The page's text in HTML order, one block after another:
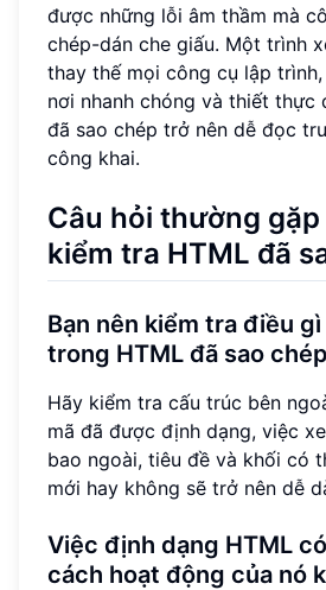
được những lỗi âm thầm mà
chép-dán che giấu. Một trình
thay thế mọi công cụ lập
nơi nhanh chóng và thiết thực
đã sao chép trở nên dễ đọc
công khai.
Câu hỏi thường
kiểm tra HTML đã
Bạn nên kiểm tra điều
trong HTML đã sao
Hãy kiểm tra cấu trúc bên
mã đã được định dạng, việc
bao ngoài, tiêu đề và khối có
mới hay không sẽ trở nên dễ
Việc định dạng HTML
cách hoạt động của nó